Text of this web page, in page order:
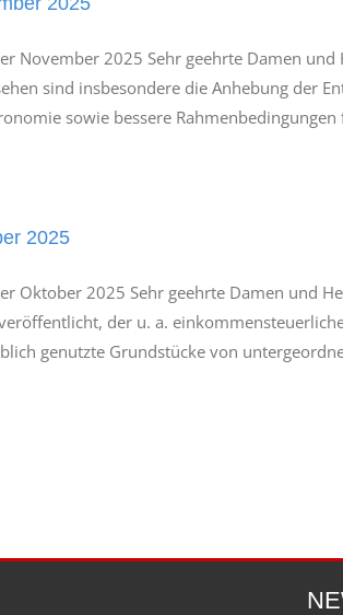
November 2025 Sehr geehrte Damen
sind insbesondere die Anhebung der
sowie bessere Rahmenbedingungen
2025
Oktober 2025 Sehr geehrte Damen und
der u. a.
genutzte Grundstücke von